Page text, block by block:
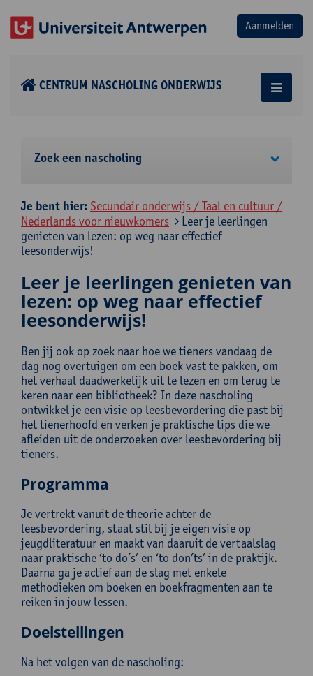
CENTRUM NASCHOLING ONDERWIJS
Zoek een nascholing
Je bent hier: Secundair onderwijs / Taal en cultuur /
Nederlands voor nieuwkomers
Leer je leerlingen
genieten van lezen: op weg naar effectief
leesonderwijs!
Leer je leerlingen genieten van
lezen: op weg naar effectief
leesonderwijs!
Ben jij ook op zoek naar hoe we tieners vandaag de
dag nog overtuigen om een boek vast te pakken, om
het verhaal daadwerkelijk uit te lezen en om terug te
keren naar een bibliotheek? In deze nascholing
ontwikkel je een visie op leesbevordering die past bij
het tienerhoofd en verken je praktische tips die we
afleiden uit de onderzoeken over leesbevordering bij
tieners.
Programma
Je vertrekt vanuit de theorie achter de
leesbevordering, staat stil bij je eigen visie op
jeugdliteratuur en maakt van daaruit de vertaalslag
naar praktische ‘to do’s’ en ‘to don’ts’ in de praktijk.
Daarna ga je actief aan de slag met enkele
methodieken om boeken en boekfragmenten aan te
reiken in jouw lessen.
Doelstellingen
Na het volgen van de nascholing: